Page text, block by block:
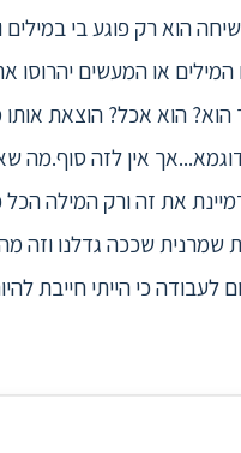
הוא רק פוגע בי במילים
או המעשים יהרוסו
הוא? הוא אכל? הוצאת
אין לזה סוף.מה
את זה ורק המילה
שמרנית שככה גדלנו וזה
כי הייתי חייבת